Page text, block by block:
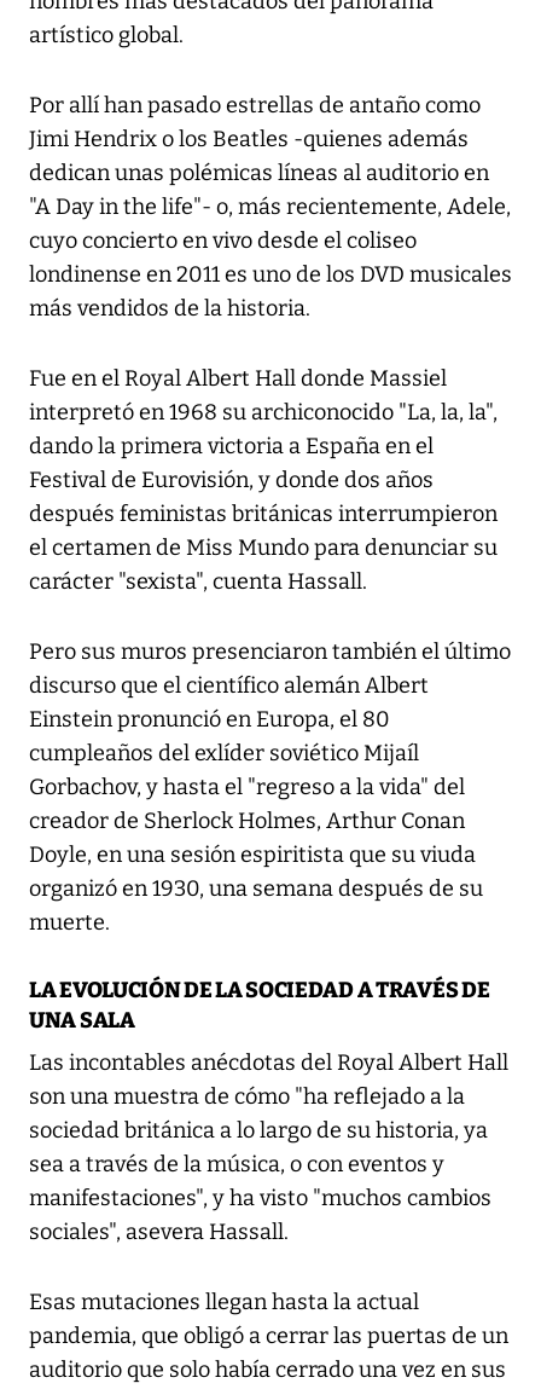
artístico global.
Por allí han pasado estrellas de antaño como
Jimi Hendrix o los Beatles -quienes además
dedican unas polémicas líneas al auditorio en
"A Day in the life"- o, más recientemente, Adele,
cuyo concierto en vivo desde el coliseo
londinense en 2011 es uno de los DVD musicales
más vendidos de la historia.
Fue en el Royal Albert Hall donde Massiel
interpretó en 1968 su archiconocido "La, la, la",
dando la primera victoria a España en el
Festival de Eurovisión, y donde dos años
después feministas británicas interrumpieron
el certamen de Miss Mundo para denunciar su
carácter "sexista", cuenta Hassall.
Pero sus muros presenciaron también el último
discurso que el científico alemán Albert
Einstein pronunció en Europa, el 80
cumpleaños del exlíder soviético Mijaíl
Gorbachov, y hasta el "regreso a la vida" del
creador de Sherlock Holmes, Arthur Conan
Doyle, en una sesión espiritista que su viuda
organizó en 1930, una semana después de su
muerte.
LA EVOLUCIÓN DE LA SOCIEDAD A TRAVÉS DE
UNA SALA
Las incontables anécdotas del Royal Albert Hall
son una muestra de cómo "ha reflejado a la
sociedad británica a lo largo de su historia, ya
sea a través de la música, o con eventos y
manifestaciones", y ha visto "muchos cambios
sociales", asevera Hassall.
Esas mutaciones llegan hasta la actual
pandemia, que obligó a cerrar las puertas de un
auditorio que solo había cerrado una vez en sus